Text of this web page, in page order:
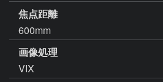
焦点距離
600mm
画像処理
VIX